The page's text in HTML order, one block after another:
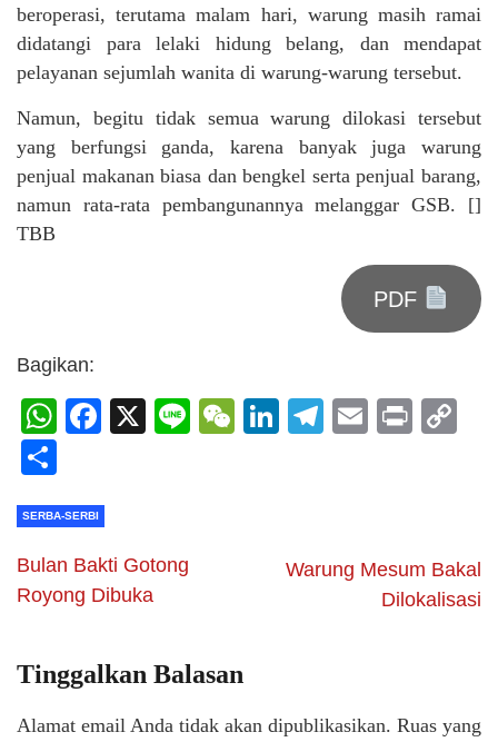
beroperasi, terutama malam hari, warung masih ramai
didatangi para lelaki hidung belang, dan mendapat
pelayanan sejumlah wanita di warung-warung tersebut.
Namun, begitu tidak semua warung dilokasi tersebut
yang berfungsi ganda, karena banyak juga warung
penjual makanan biasa dan bengkel serta penjual barang,
namun rata-rata pembangunannya melanggar GSB. []
TBB
PDF
Bagikan:
WhatsApp
Facebook
X LineWeChat
LinkedIn
Telegram
Email
Print
SERBA-SERBI
Bulan Bakti Gotong
Royong Dibuka
Warung Mesum Bakal
Dilokalisasi
Tinggalkan Balasan
Alamat email Anda tidak akan dipublikasikan. Ruas yang